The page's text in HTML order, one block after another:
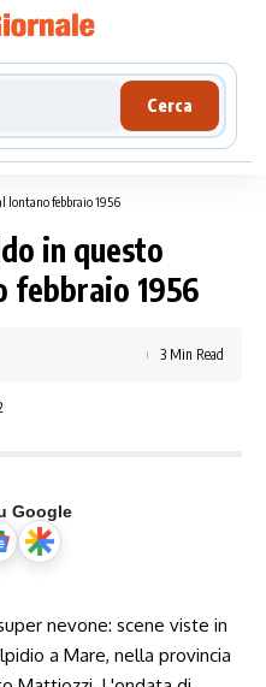
Cerca
lontano febbraio 1956
in questo
febbraio 1956
3 Min Read
Google